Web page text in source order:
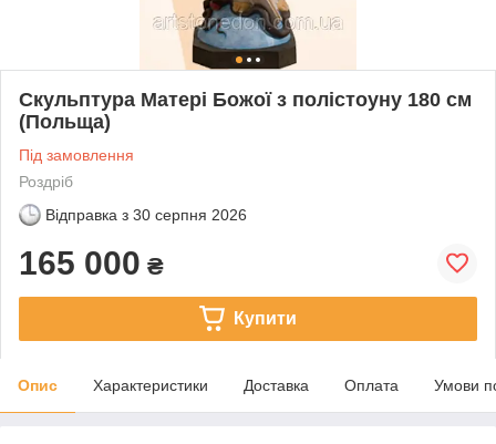
Скульптура Матері Божої з полістоуну 180 см
(Польща)
Під замовлення
Роздріб
Відправка з 30 серпня 2026
165 000 ₴
Купити
Опис Характеристики Доставка Оплата Умови